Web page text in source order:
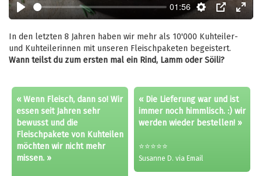
Play
01:56
Settings
PIP Enter
In den letzten 8 Jahren haben wir mehr als 10'000 Kuhteiler-
und Kuhteilerinnen mit unseren Fleischpaketen begeistert.
Wann teilst du zum ersten mal ein Rind, Lamm oder Söili?
« Wenn Fleisch, dann so! Wir
essen seit Jahren sehr
bewusst und die
Fleischpakete von Kuhteilen
möchten wir nicht mehr
missen. »
« Die Lieferung war und ist
immer noch himmlisch. :) wir
werden wieder bestellen! »
⭐⭐⭐⭐⭐
Susanne D. via Email